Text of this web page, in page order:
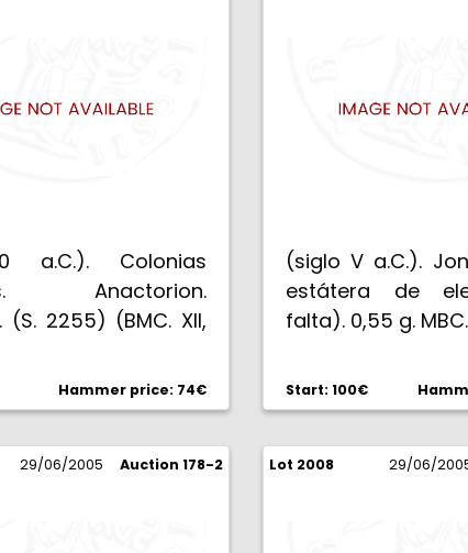
a.C.). Colonias
Anactorion.
(S. 2255) (BMC. XII,
Hammer price: 74€
(siglo V a.C.).
estátera de
falta). 0,55 g. MBC.
Start: 100€
29/06/2005 Auction 178-2 Lot 2008 29/06/